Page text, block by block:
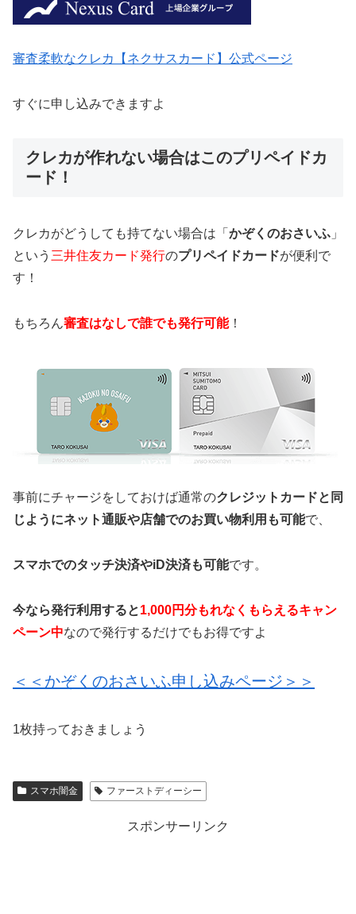
審査柔軟なクレカ【ネクサスカード】公式ページ
すぐに申し込みできますよ
クレカが作れない場合はこのプリペイドカ
ード！
クレカがどうしても持てない場合は「 かぞくのおさいふ 」
という 三井住友カード発行のプリペイドカードが便利で
す！
もちろん審査はなしで誰でも発行可能！
事前にチャージをしておけば通常のクレジットカードと同
じようにネット通販や店舗でのお買い物利用も可能で、
スマホでのタッチ決済やiD決済も可能です。
今なら発行利用すると1,000円分もれなくもらえるキャン
ペーン中なので発行するだけでもお得ですよ
＜＜かぞくのおさいふ申し込みページ＞＞
1枚持っておきましょう
スマホ闇金 ファーストディーシー
スポンサーリンク